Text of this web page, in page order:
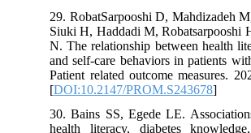
29. RobatSarpooshi D, Mahdizadeh
Siuki H, Haddadi M, Robatsarpooshi
N. The relationship between health
and self-care behaviors in patients
Patient related outcome measures.
[DOI:10.2147/PROM.S243678
30. Bains SS, Egede LE.
health literacy, diabetes